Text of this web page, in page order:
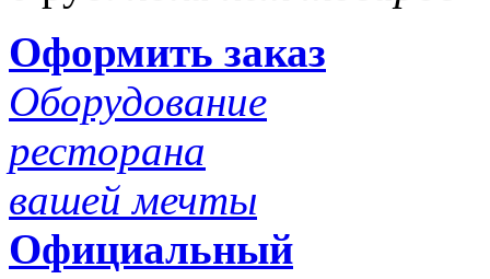
Оформить заказ
Оборудование
ресторана
вашей мечты
Официальный